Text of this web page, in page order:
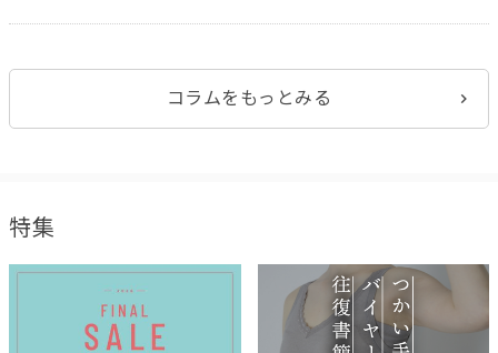
コラムをもっとみる
特集